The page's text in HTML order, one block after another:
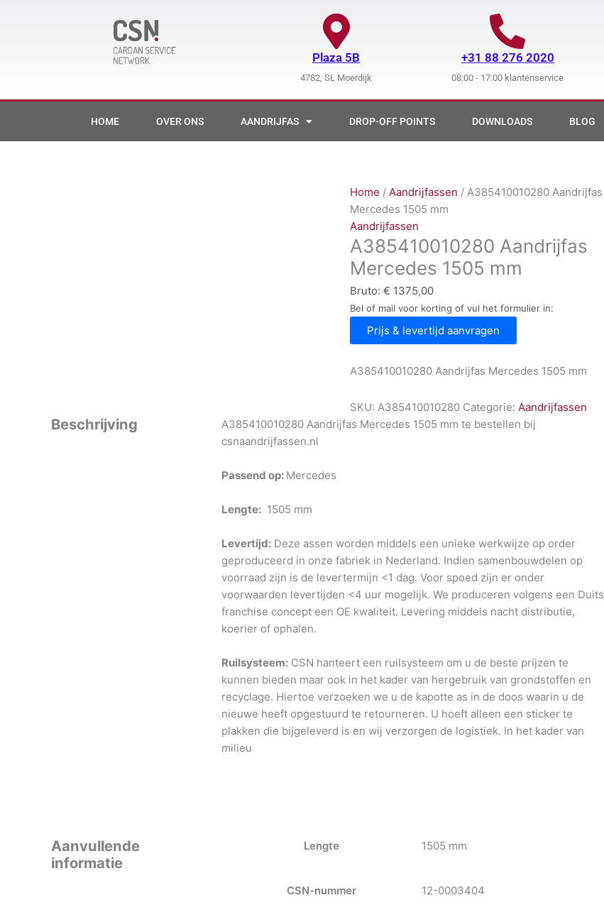
Plaza 5B
4782, SL Moerdijk
+31 88 276 2020
08:00 - 17:00 klantenservice
HOME OVER ONS AANDRIJFAS DROP-OFF POINTS DOWNLOADS BLOG
Home / Aandrijfassen / A385410010280 Aandrijfas
Mercedes 1505 mm
Aandrijfassen
A385410010280 Aandrijfas
Mercedes 1505 mm
Bruto: € 1375,00
Bel of mail voor korting of vul het formulier in:
Prijs & levertijd aanvragen
A385410010280 Aandrijfas Mercedes 1505 mm
SKU: A385410010280 Categorie: Aandrijfassen
Beschrijving
A385410010280 Aandrijfas Mercedes 1505 mm te bestellen bij
csnaandrijfassen.nl
Passend op: Mercedes
Lengte: 1505 mm
Levertijd: Deze assen worden middels een unieke werkwijze op order
geproduceerd in onze fabriek in Nederland. Indien samenbouwdelen op
voorraad zijn is de levertermijn <1 dag. Voor spoed zijn er onder
voorwaarden levertijden <4 uur mogelijk. We produceren volgens een Duits
franchise concept een OE kwaliteit. Levering middels nacht distributie,
koerier of ophalen.
Ruilsysteem: CSN hanteert een ruilsysteem om u de beste prijzen te
kunnen bieden maar ook in het kader van hergebruik van grondstoffen en
recyclage. Hiertoe verzoeken we u de kapotte as in de doos waarin u de
nieuwe heeft opgestuurd te retourneren. U hoeft alleen een sticker te
plakken die bijgeleverd is en wij verzorgen de logistiek. In het kader van
milieu
Aanvullende
informatie
Lengte 1505 mm
CSN-nummer 12-0003404